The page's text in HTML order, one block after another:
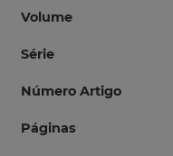
Volume
Série
Número Artigo
Páginas